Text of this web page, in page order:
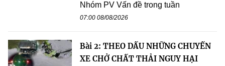
Nhóm PV Vấn đề trong tuần
07:00 08/08/2026
Bài 2: THEO DẤU NHỮNG CHUYẾN
XE CHỞ CHẤT THẢI NGUY HẠI